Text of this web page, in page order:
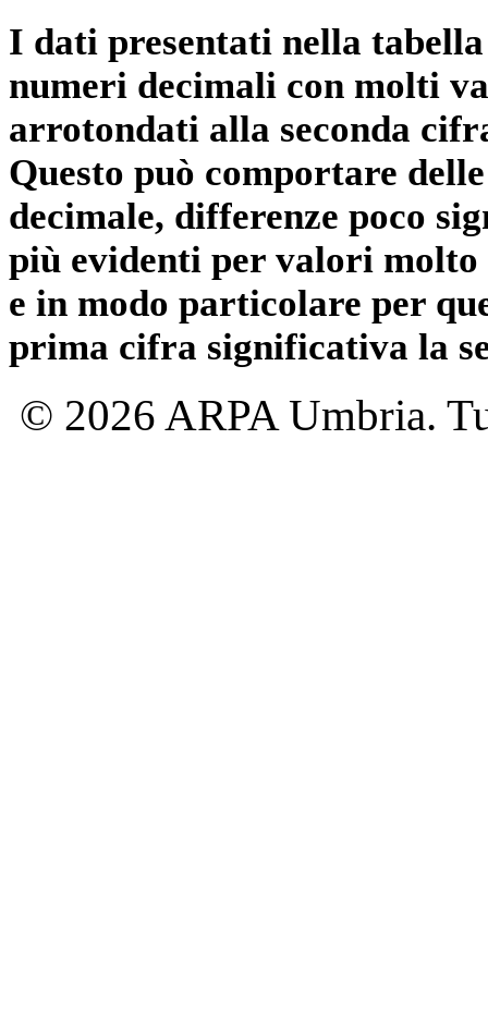
I dati presentati nella
numeri decimali con molti
arrotondati alla seconda
Questo può comportare
decimale, differenze poco
più evidenti per valori
e in modo particolare per
prima cifra significativa la
© 2026 ARPA Umbria.